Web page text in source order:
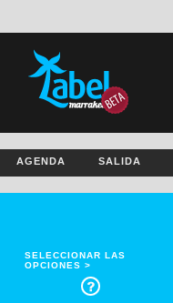
AGENDA SALIDA
SELECCIONAR LAS
OPCIONES >